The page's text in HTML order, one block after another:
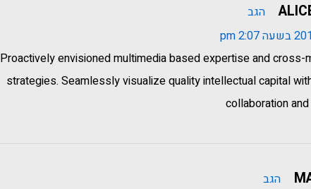
הגב
Proactively envisioned multimedia based expertise and cross-
strategies. Seamlessly visualize quality intellectual capital
collaboration
הגב